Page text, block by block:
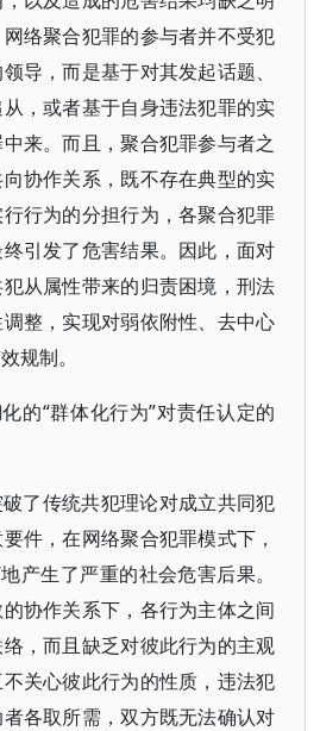
络聚合犯罪的参与者并不受犯
导，而是基于对其发起话题、
，或者基于自身违法犯罪的实
来。而且，聚合犯罪参与者之
协作关系，既不存在典型的实
行为的分担行为，各聚合犯罪
引发了危害结果。因此，面对
从属性带来的归责困境，刑法
整，实现对弱依附性、去中心
规制。
的“群体化行为”对责任认定的
了传统共犯理论对成立共同犯
件，在网络聚合犯罪模式下，
产生了严重的社会危害后果。
协作关系下，各行为主体之间
，而且缺乏对彼此行为的主观
关心彼此行为的性质，违法犯
各取所需，双方既无法确认对